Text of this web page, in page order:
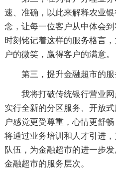
速、准确，以此来解释农业
念，让每一位客户从中体会
时刻铭记着这样的服务格言
户的微笑，赢得客户的满意。
第三，提升金融超市的服
我将打破传统银行营业网
实行全新的分区服务、开放
户感觉更受尊重，心情更舒
将通过业务培训和人才引进
队伍，为金融超市的进一步
金融超市的服务层次。